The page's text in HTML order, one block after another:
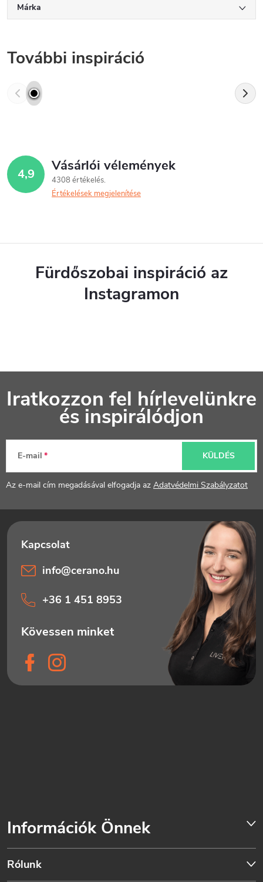
Márka
További inspiráció
4,9 Vásárlói vélemények
4308 értékelés
Értékelések megjelenítése
Fürdőszobai inspiráció az
Instagramon
á
é
Iratkozzon fel hírlevelünkre
és inspirálódjon
E-mail
Az e-mail cím megadásával elfogadja az Adatvédelmi Szabályzatot
KÜLDÉS
Információk Önnek
Rólunk
info@cerano.hu
+36 1 451 8953